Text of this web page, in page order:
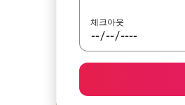
체크아웃